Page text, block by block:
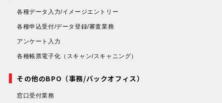
各種データ入力/イメージエントリー
各種申込受付/データ登録/審査業務
アンケート入力
各種帳票電子化 （スキャン/スキャニング）
その他のBPO（事務/バックオフィス）
窓口受付業務